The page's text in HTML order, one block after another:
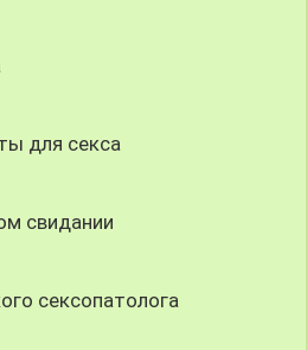
для секса
свидании
сексопатолога